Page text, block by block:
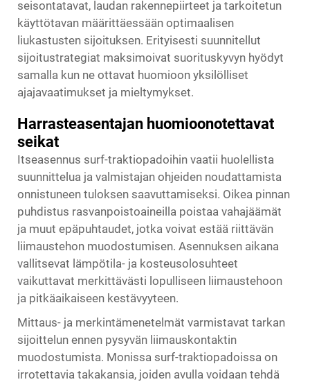
seisontatavat, laudan rakennepiirteet ja tarkoitetun
käyttötavan määrittäessään optimaalisen
liukastusten sijoituksen. Erityisesti suunnitellut
sijoitustrategiat maksimoivat suorituskyvyn hyödyt
samalla kun ne ottavat huomioon yksilölliset
ajajavaatimukset ja mieltymykset.
Harrasteasentajan huomioonotettavat
seikat
Itseasennus surf-traktiopadoihin vaatii huolellista
suunnittelua ja valmistajan ohjeiden noudattamista
onnistuneen tuloksen saavuttamiseksi. Oikea pinnan
puhdistus rasvanpoistoaineilla poistaa vahajäämät
ja muut epäpuhtaudet, jotka voivat estää riittävän
liimaustehon muodostumisen. Asennuksen aikana
vallitsevat lämpötila- ja kosteusolosuhteet
vaikuttavat merkittävästi lopulliseen liimaustehoon
ja pitkäaikaiseen kestävyyteen.
Mittaus- ja merkintämenetelmät varmistavat tarkan
sijoittelun ennen pysyvän liimauskontaktin
muodostumista. Monissa surf-traktiopadoissa on
irrotettavia takakansia, joiden avulla voidaan tehdä